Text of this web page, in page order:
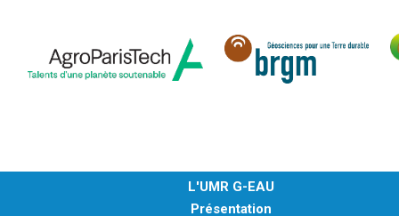
L'UMR G-EAU
Présentation